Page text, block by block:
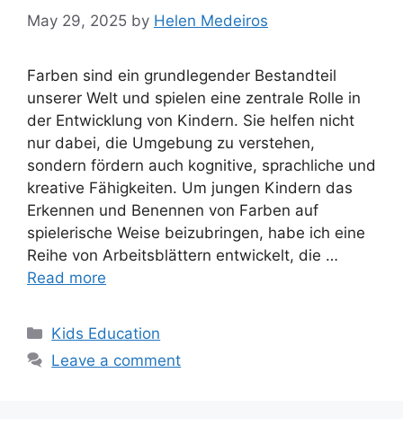
May 29, 2025 by Helen Medeiros
Farben sind ein grundlegender Bestandteil
unserer Welt und spielen eine zentrale Rolle in
der Entwicklung von Kindern. Sie helfen nicht
nur dabei, die Umgebung zu verstehen,
sondern fördern auch kognitive, sprachliche und
kreative Fähigkeiten. Um jungen Kindern das
Erkennen und Benennen von Farben auf
spielerische Weise beizubringen, habe ich eine
Reihe von Arbeitsblättern entwickelt, die …
Read more
Categories
Kids Education
Leave a comment